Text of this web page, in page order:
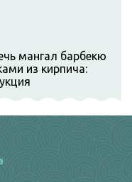
мангал барбекю
из кирпича: